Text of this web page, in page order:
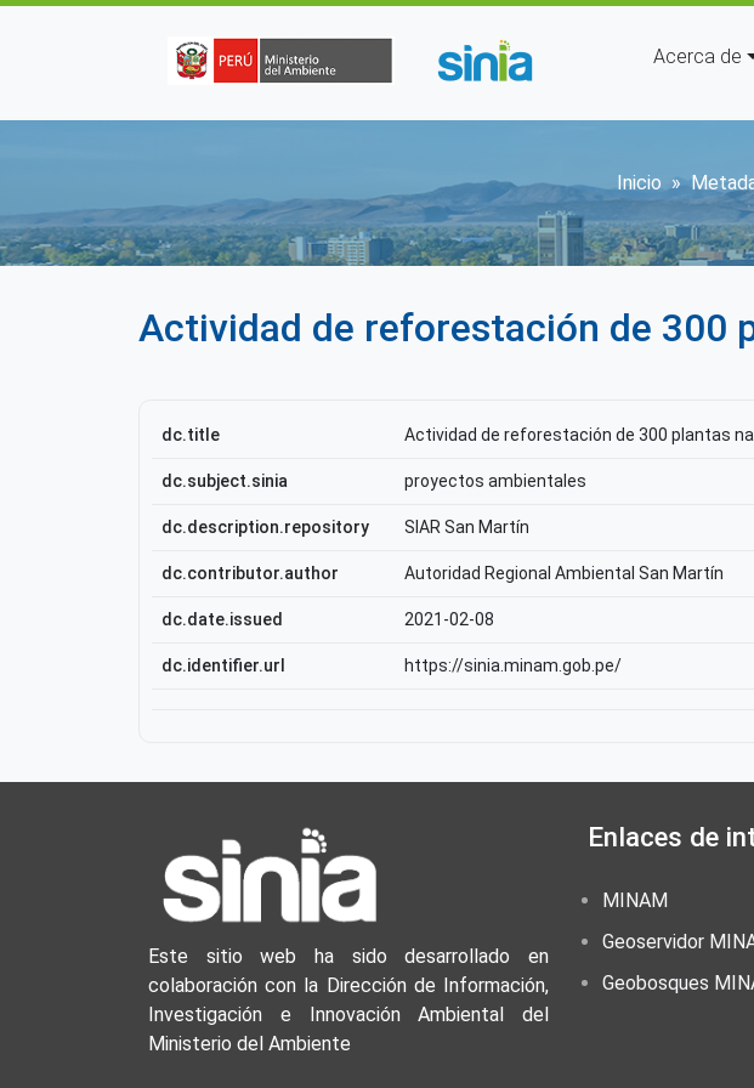
Acerca de
Inicio
Actividad de reforestación de 300
dc.title Actividad de reforestación de 300 plantas
dc.subject.sinia proyectos ambientales
dc.description.repository SIAR San Martín
dc.contributor.author Autoridad Regional Ambiental San Martín
dc.date.issued 2021-02-08
dc.identifier.url https://sinia.minam.gob.pe/
Este sitio web ha sido desarrollado en
colaboración con la Dirección de Información,
Investigación e Innovación Ambiental del
Ministerio del Ambiente
Enlaces de
MINAM
Geoservidor
Geobosques